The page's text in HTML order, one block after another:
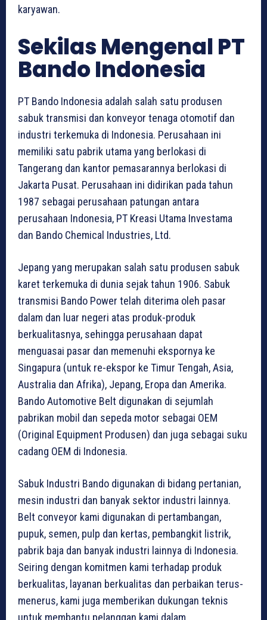
karyawan.
Sekilas Mengenal PT
Bando Indonesia
PT Bando Indonesia adalah salah satu produsen
sabuk transmisi dan konveyor tenaga otomotif dan
industri terkemuka di Indonesia. Perusahaan ini
memiliki satu pabrik utama yang berlokasi di
Tangerang dan kantor pemasarannya berlokasi di
Jakarta Pusat. Perusahaan ini didirikan pada tahun
1987 sebagai perusahaan patungan antara
perusahaan Indonesia, PT Kreasi Utama Investama
dan Bando Chemical Industries, Ltd.
Jepang yang merupakan salah satu produsen sabuk
karet terkemuka di dunia sejak tahun 1906. Sabuk
transmisi Bando Power telah diterima oleh pasar
dalam dan luar negeri atas produk-produk
berkualitasnya, sehingga perusahaan dapat
menguasai pasar dan memenuhi ekspornya ke
Singapura (untuk re-ekspor ke Timur Tengah, Asia,
Australia dan Afrika), Jepang, Eropa dan Amerika.
Bando Automotive Belt digunakan di sejumlah
pabrikan mobil dan sepeda motor sebagai OEM
(Original Equipment Produsen) dan juga sebagai suku
cadang OEM di Indonesia.
Sabuk Industri Bando digunakan di bidang pertanian,
mesin industri dan banyak sektor industri lainnya.
Belt conveyor kami digunakan di pertambangan,
pupuk, semen, pulp dan kertas, pembangkit listrik,
pabrik baja dan banyak industri lainnya di Indonesia.
Seiring dengan komitmen kami terhadap produk
berkualitas, layanan berkualitas dan perbaikan terus-
menerus, kami juga memberikan dukungan teknis